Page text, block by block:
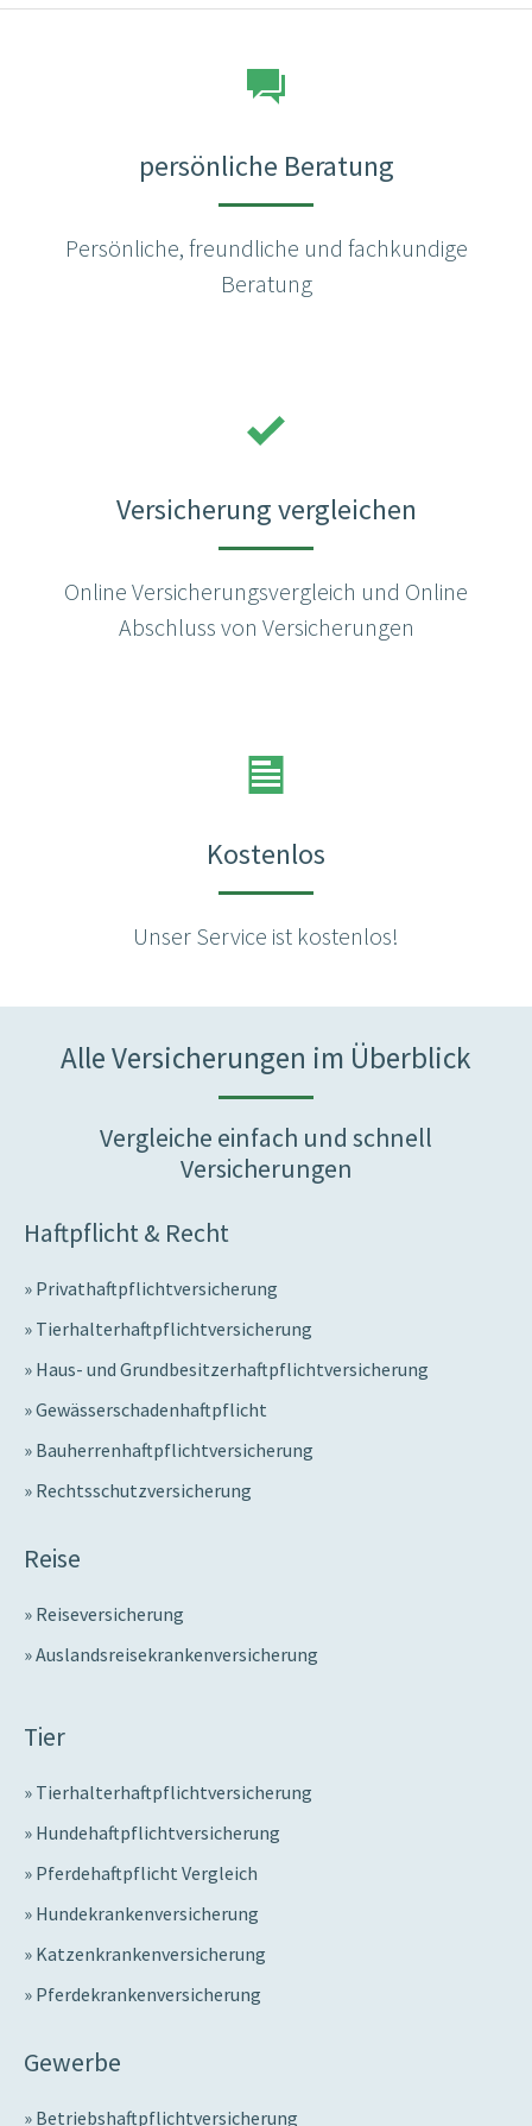
persönliche Beratung
Persönliche, freundliche und fachkundige
Beratung
Versicherung vergleichen
Online Versicherungsvergleich und Online
Abschluss von Versicherungen
Kostenlos
Unser Service ist kostenlos!
Alle Versicherungen im Überblick
Vergleiche einfach und schnell
Versicherungen
Haftpflicht & Recht
Privathaftpflichtversicherung
Tierhalterhaftpflichtversicherung
Haus- und Grundbesitzerhaftpflichtversicherung
Gewässerschadenhaftpflicht
Bauherrenhaftpflichtversicherung
Rechtsschutzversicherung
Reise
Reiseversicherung
Auslandsreisekrankenversicherung
Tier
Tierhalterhaftpflichtversicherung
Hundehaftpflichtversicherung
Pferdehaftpflicht Vergleich
Hundekrankenversicherung
Katzenkrankenversicherung
Pferdekrankenversicherung
Gewerbe
Betriebshaftpflichtversicherung